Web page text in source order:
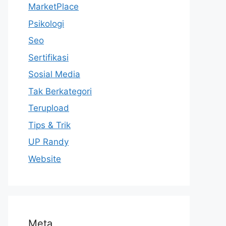
MarketPlace
Psikologi
Seo
Sertifikasi
Sosial Media
Tak Berkategori
Terupload
Tips & Trik
UP Randy
Website
Meta